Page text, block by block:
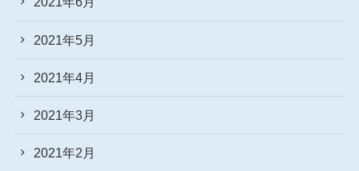
2021年5月
2021年4月
2021年3月
2021年2月